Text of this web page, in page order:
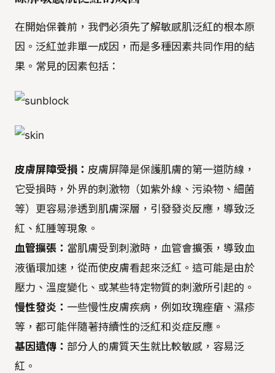
在開始保養前，我們必須先了解敏感肌泛紅的根本原
因。泛紅並非單一成因，而是多種因素共同作用的結
果。常見的因素包括：
皮膚屏障受損： 皮膚屏障是保護肌膚的第一道防線，
它受損時，外界的刺激物（如紫外線、污染物、細菌
等）更容易滲透到肌膚深層，引發發炎反應，導致泛
紅、紅腫等現象。
血管擴張： 當肌膚受到刺激時，血管會擴張，導致血
液循環加速，從而使皮膚看起來泛紅。這可能是由於
壓力、溫度變化、或某些特定物質的刺激所引起的。
慢性發炎： 一些慢性皮膚疾病，例如玫瑰痤瘡、濕疹
等，都可能伴隨著持續性的泛紅和炎症反應。
基因遺傳： 部分人的膚質天生就比較敏感，容易泛
紅。